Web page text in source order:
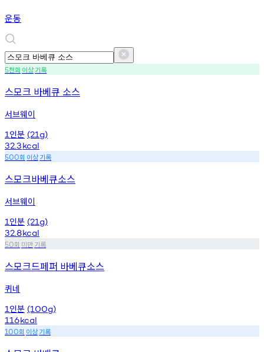
운동
5천회 이상기록
스모크 바베큐 소스
서브웨이
1 인분 (21g)
32.3kcal
500회 이상기록
스모크바베큐소스
서브웨이
1 인분 (21g)
32.8kcal
50회 미만기록
스모크드페퍼 바베큐소스
퀴네
1 인분 (100g)
116kcal
100회 이상기록